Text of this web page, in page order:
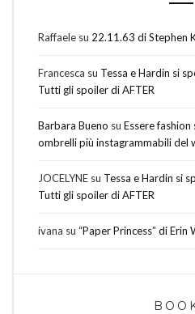
Raffaele su 22.11.63 di Stephen
Francesca su Tessa e Hardin si
Tutti gli spoiler di AFTER
Barbara Bueno su Essere
ombrelli più instagrammabili del
JOCELYNE su Tessa e Hardin si
Tutti gli spoiler di AFTER
ivana su “Paper Princess” di Erin